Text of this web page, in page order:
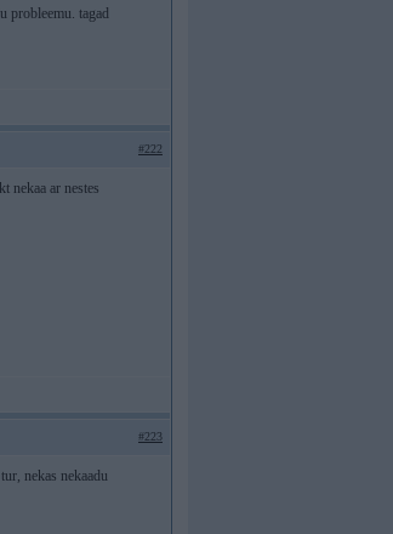
probleemu. tagad
#222
nekaa ar nestes
#223
nekas nekaadu